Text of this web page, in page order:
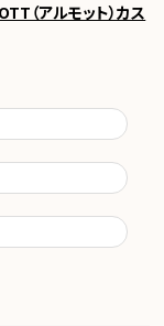
（アルモット）カス